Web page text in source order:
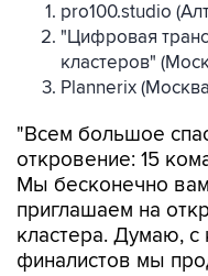
pro100.studio
"Цифровая
кластеров"
Plannerix
"Всем большое
откровение: 15
Мы бесконечно
приглашаем на
кластера. Думаю, с
финалистов мы